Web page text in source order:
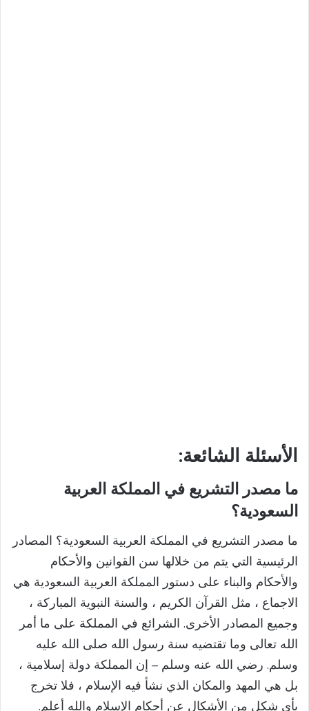
الأسئلة الشائعة:
ما مصدر التشريع في المملكة العربية
السعودية؟
ما مصدر التشريع في المملكة العربية السعودية؟ المصادر
الرئيسية التي يتم من خلالها سن القوانين والأحكام
والأحكام والبناء على دستور المملكة العربية السعودية هي
الاجماع ، مثل القرآن الكريم ، والسنة النبوية المباركة ،
وجميع المصادر الأخرى. الشرائع في المملكة على ما أمر
الله تعالى وما تقتضيه سنة رسول الله صلى الله عليه
وسلم. رضي الله عنه وسلم – إن المملكة دولة إسلامية ،
بل هي المهد والمكان الذي نشأ فيه الإسلام ، فلا تخرج
بأي شكل من الأشكال عن أحكام الإسلام والله أعلم.